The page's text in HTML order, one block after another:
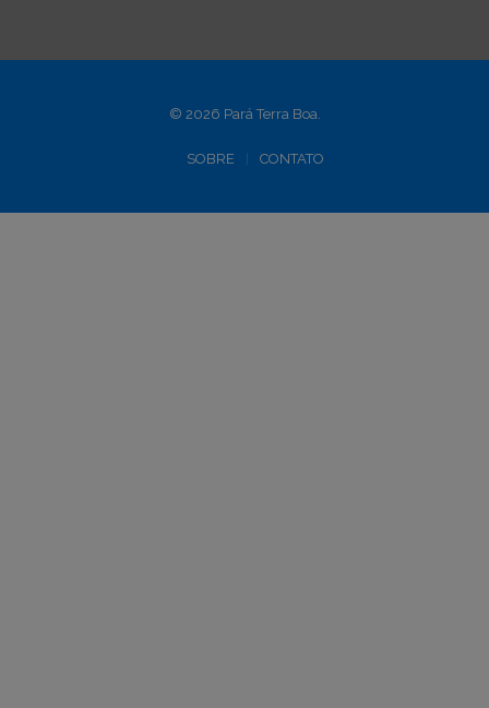
© 2026 Pará Terra Boa.
SOBRE CONTATO